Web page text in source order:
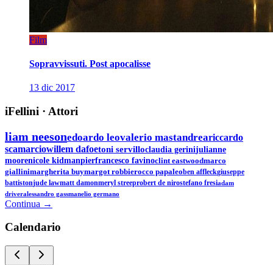
Film
Sopravvissuti. Post apocalisse
13 dic 2017
iFellini · Attori
liam neesonedoardo leovalerio mastandreariccardo
scamarciowillem dafoetoni servilloclaudia gerinijulianne
moorenicole kidmanpierfrancesco favinoclint eastwoodmarco
giallinimargherita buymargot robbierocco papaleoben affleckgiuseppe
battistonjude lawmatt damonmeryl streeprobert de nirostefano fresiadam
driveralessandro gassmanelio germano
Continua →
Calendario